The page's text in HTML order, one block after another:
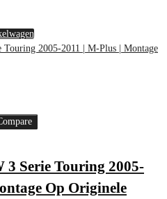
3 Serie Touring 2005-
Op Originele